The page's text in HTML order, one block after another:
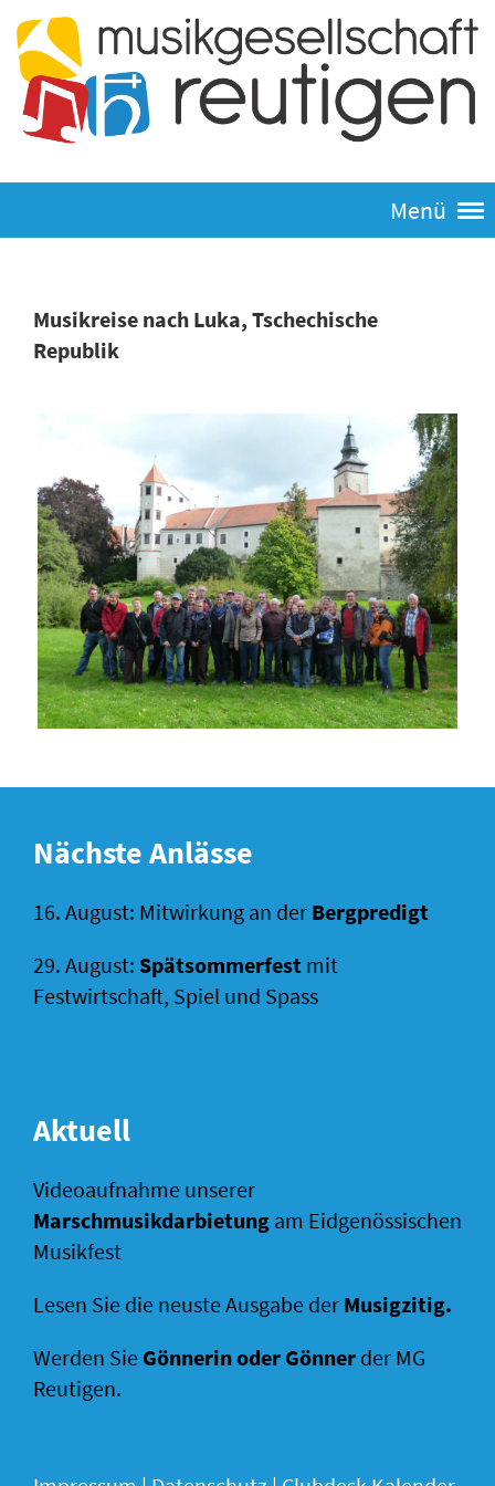
Menü
Musikreise nach Luka, Tschechische
Republik
Nächste Anlässe
16. August: Mitwirkung an der Bergpredigt
29. August: Spätsommerfest mit
Festwirtschaft, Spiel und Spass
Aktuell
Videoaufnahme unserer
Marschmusikdarbietung am Eidgenössischen
Musikfest
Lesen Sie die neuste Ausgabe der Musigzitig.
Werden Sie Gönnerin oder Gönner der MG
Reutigen.